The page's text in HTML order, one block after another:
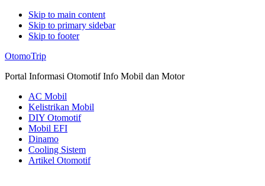
Skip to main content
Skip to primary sidebar
Skip to footer
Additional
menu
OtomoTrip
Portal Informasi Otomotif Info Mobil dan Motor
AC Mobil
Kelistrikan Mobil
DIY Otomotif
Mobil EFI
Dinamo
Cooling Sistem
Artikel Otomotif